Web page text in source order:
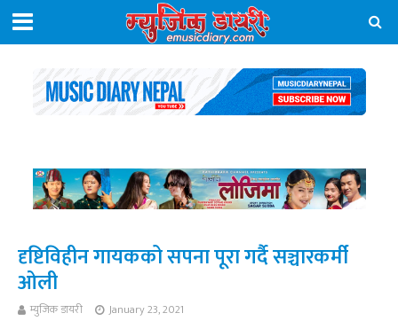
दृष्टिविहीन गायकको सपना पूरा गर्दै सञ्चारकर्मी
ओली
म्युजिक डायरी January 23, 2021